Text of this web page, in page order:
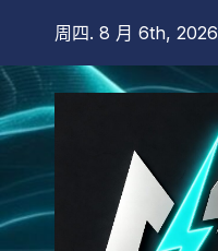
内
容
周四. 8 月 6th, 2026